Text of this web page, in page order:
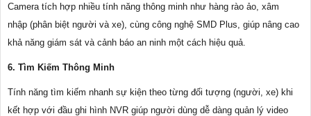
Camera tích hợp nhiều tính năng thông minh như hàng rào ảo, xâm
nhập (phân biệt người và xe), cùng công nghệ SMD Plus, giúp nâng cao
khả năng giám sát và cảnh báo an ninh một cách hiệu quả.
6. Tìm Kiếm Thông Minh
Tính năng tìm kiếm nhanh sự kiện theo từng đối tượng (người, xe) khi
kết hợp với đầu ghi hình NVR giúp người dùng dễ dàng quản lý video